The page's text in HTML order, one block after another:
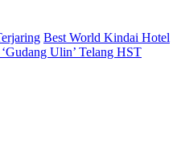
Best World Kindai Hotel
Ulin’ Telang HST